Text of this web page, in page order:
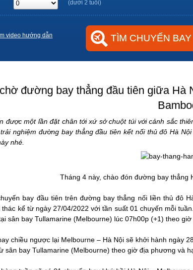
(dưới 2 tuổi)
video hướng dẫn
đường bay thẳng đầu tiên giữa Hà
được một lần đặt chân tới xứ sở chuột túi với cảnh sắc
nghiệm đường bay thẳng đầu tiên kết nối thủ đô Hà
nhé.
Tháng 4 này, chào đón đường bay thẳng
bay đầu tiên trên đường bay thẳng nối liền thủ đô
thác kể từ ngày 27/04/2022 với tần suất 01 chuyến mỗi
sân bay Tullamarine (Melbourne) lúc 07h00p (+1) theo giờ
chiều ngược lại Melbourne – Hà Nội sẽ khởi hành ngày
sân bay Tullamarine (Melbourne) theo giờ địa phương và